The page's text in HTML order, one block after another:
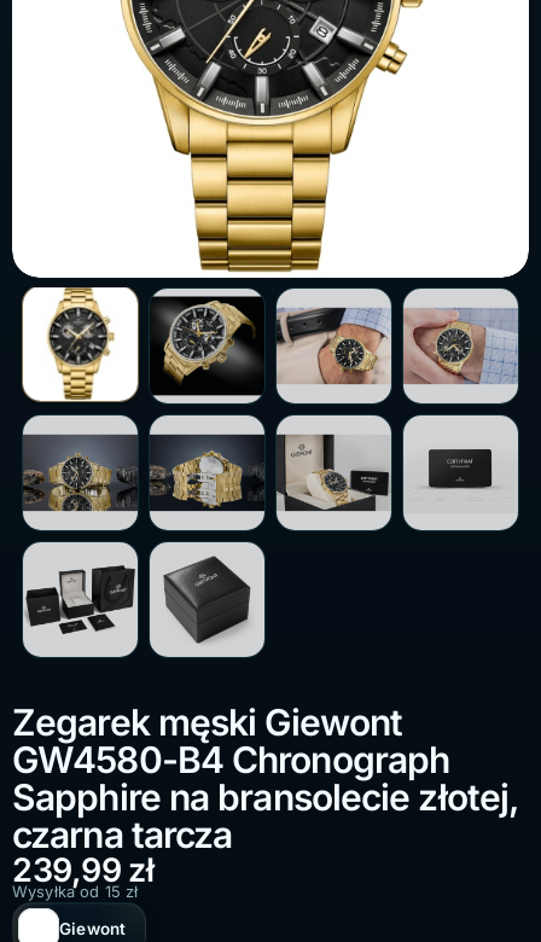
Zegarek męski Giewont
GW4580-B4 Chronograph
Sapphire na bransolecie złotej,
czarna tarcza
239,99 zł
Wysyłka od 15 zł
Giewont